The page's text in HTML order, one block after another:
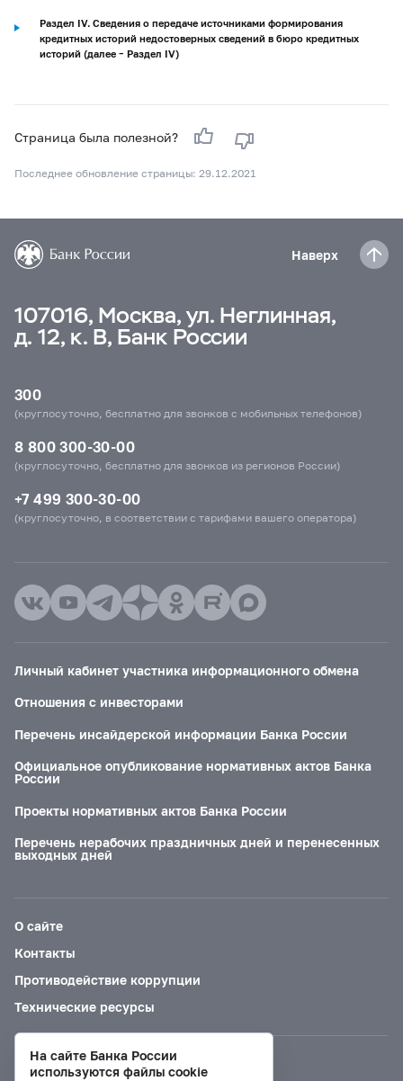
Раздел IV. Сведения о передаче источниками формирования
кредитных историй недостоверных сведений в бюро кредитных
историй (далее – Раздел IV)
Страница была полезной?
Последнее обновление страницы: 29.12.2021
Наверх
107016, Москва, ул. Неглинная,
д. 12, к. В, Банк России
300
(круглосуточно, бесплатно для звонков с мобильных телефонов)
8 800 300-30-00
(круглосуточно, бесплатно для звонков из регионов России)
+7 499 300-30-00
(круглосуточно, в соответствии с тарифами вашего оператора)
Личный кабинет участника информационного обмена
Отношения с инвесторами
Перечень инсайдерской информации Банка России
Официальное опубликование нормативных актов Банка
России
Проекты нормативных актов Банка России
Перечень нерабочих праздничных дней и перенесенных
выходных дней
О сайте
Контакты
Противодействие коррупции
Технические ресурсы
Версия для слабовидящих
На сайте Банка России
используются файлы cookie